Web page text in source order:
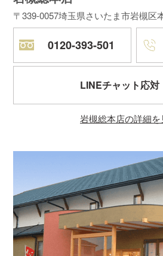
〒339-0057埼玉県さいたま市岩槻区
0120-393-501
LINEチャット応対
岩槻総本店の詳細を